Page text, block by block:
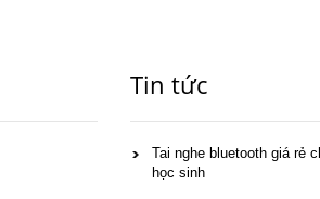
Tin tức
Tai nghe bluetooth giá rẻ
học sinh